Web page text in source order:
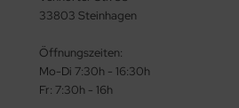
33803 Steinhagen
Öffnungszeiten:
Mo-Di 7:30h - 16:30h
Fr: 7:30h - 16h